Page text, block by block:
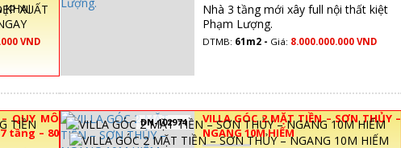
XUẤT
VND
Nhà 3 tầng mới xây full nội thất kiệt
Phạm Lượng.
DTMB: 61m2 - Giá: 8.000.000.000 VND
QUY MÔ
7 tầng – 80
DN-102974
VILLA GÓC 2 MẶT TIỀN – SƠN THỦY –
NGANG 10M HIẾM